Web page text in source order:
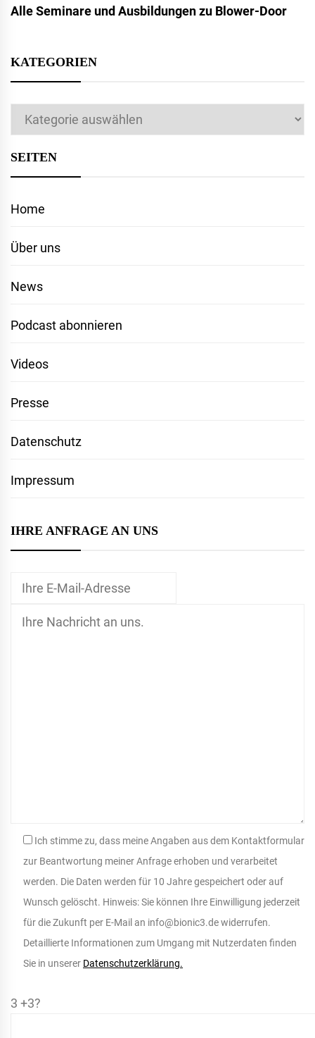
Alle Seminare und Ausbildungen zu Blower-Door
KATEGORIEN
Kategorien
SEITEN
Home
Über uns
News
Podcast abonnieren
Videos
Presse
Datenschutz
Impressum
IHRE ANFRAGE AN UNS
Ich stimme zu, dass meine Angaben aus dem Kontaktformular
zur Beantwortung meiner Anfrage erhoben und verarbeitet
werden. Die Daten werden für 10 Jahre gespeichert oder auf
Wunsch gelöscht. Hinweis: Sie können Ihre Einwilligung jederzeit
für die Zukunft per E-Mail an info@bionic3.de widerrufen.
Detaillierte Informationen zum Umgang mit Nutzerdaten finden
Sie in unserer Datenschutzerklärung.
3 +3?